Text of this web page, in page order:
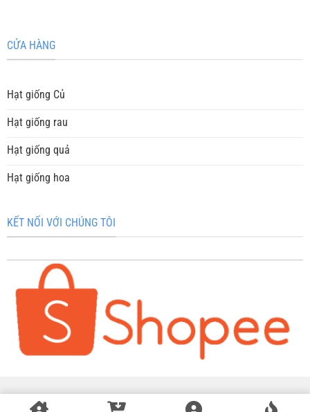
CỬA HÀNG
Hạt giống Củ
Hạt giống rau
Hạt giống quả
Hạt giống hoa
KẾT NỐI VỚI CHÚNG TÔI